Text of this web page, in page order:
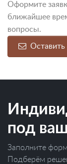
Оформите
ближайшее
вопросы.
Оставить
под
Заполните
Подберём